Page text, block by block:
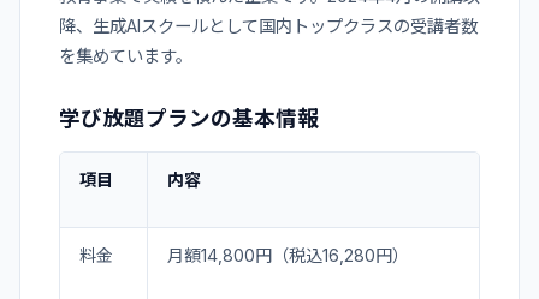
降、生成AIスクールとして国内トップクラスの受講者数
を集めています。
学び放題プランの基本情報
項目 内容
料金 月額14,800円（税込16,280円）